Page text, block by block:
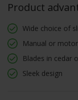
Product
Wide choice of
Manual or
Blades in cedar
Sleek design